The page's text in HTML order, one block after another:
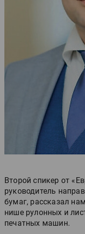
Второй спикер от
руководитель
бумаг, рассказал
нише рулонных и
печатных машин.